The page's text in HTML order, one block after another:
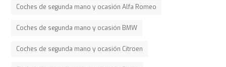
Coches de segunda mano y ocasión Alfa Romeo
Coches de segunda mano y ocasión BMW
Coches de segunda mano y ocasión Citroen